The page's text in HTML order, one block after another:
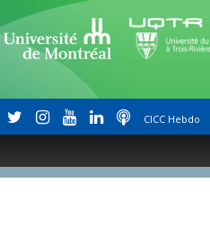
CICC Hebdo